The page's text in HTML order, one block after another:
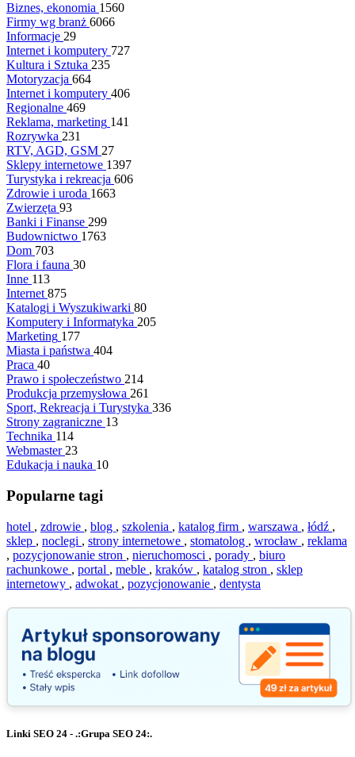
Biznes, ekonomia 1560
Firmy wg branż 6066
Informacje 29
Internet i komputery 727
Kultura i Sztuka 235
Motoryzacja 664
Internet i komputery 406
Regionalne 469
Reklama, marketing 141
Rozrywka 231
RTV, AGD, GSM 27
Sklepy internetowe 1397
Turystyka i rekreacja 606
Zdrowie i uroda 1663
Zwierzęta 93
Banki i Finanse 299
Budownictwo 1763
Dom 703
Flora i fauna 30
Inne 113
Internet 875
Katalogi i Wyszukiwarki 80
Komputery i Informatyka 205
Marketing 177
Miasta i państwa 404
Praca 40
Prawo i społeczeństwo 214
Produkcja przemysłowa 261
Sport, Rekreacja i Turystyka 336
Strony zagraniczne 13
Technika 114
Webmaster 23
Edukacja i nauka 10
Popularne tagi
hotel , zdrowie , blog , szkolenia , katalog firm , warszawa , łódź ,
sklep , noclegi , strony internetowe , stomatolog , wrocław , reklama
, pozycjonowanie stron , nieruchomosci , porady , biuro
rachunkowe , portal , meble , kraków , katalog stron , sklep
internetowy , adwokat , pozycjonowanie , dentysta
Linki SEO 24 - .:Grupa SEO 24:.